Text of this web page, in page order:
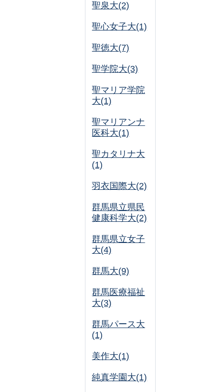
聖泉大(2)
聖心女子大(1)
聖徳大(7)
聖学院大(3)
聖マリア学院
大(1)
聖マリアンナ
医科大(1)
聖カタリナ大
(1)
羽衣国際大(2)
群馬県立県民
健康科学大(2)
群馬県立女子
大(4)
群馬大(9)
群馬医療福祉
大(3)
群馬パース大
(1)
美作大(1)
純真学園大(1)